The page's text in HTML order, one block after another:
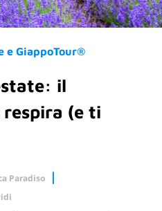
e GiappoTour®
il
respira (e ti
Paradiso